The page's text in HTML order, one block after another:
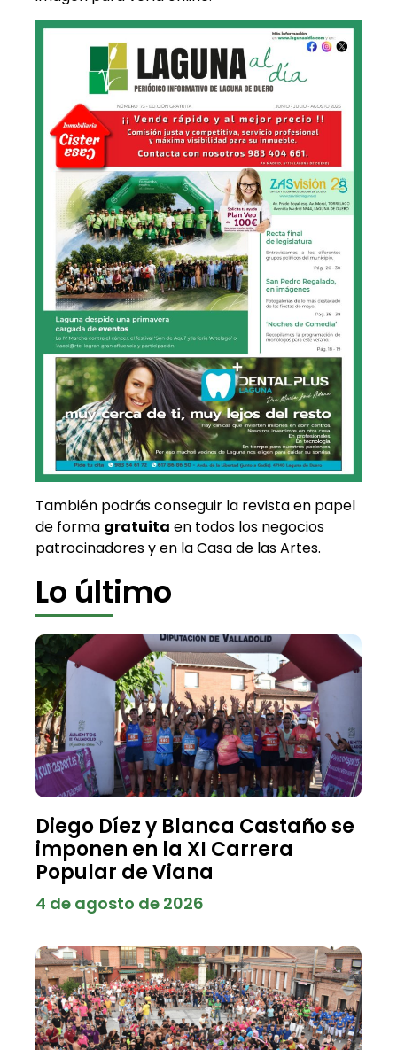
También podrás conseguir la revista en papel
de forma gratuita en todos los negocios
patrocinadores y en la Casa de las Artes.
Lo último
Diego Díez y Blanca Castaño se
imponen en la XI Carrera
Popular de Viana
4 de agosto de 2026